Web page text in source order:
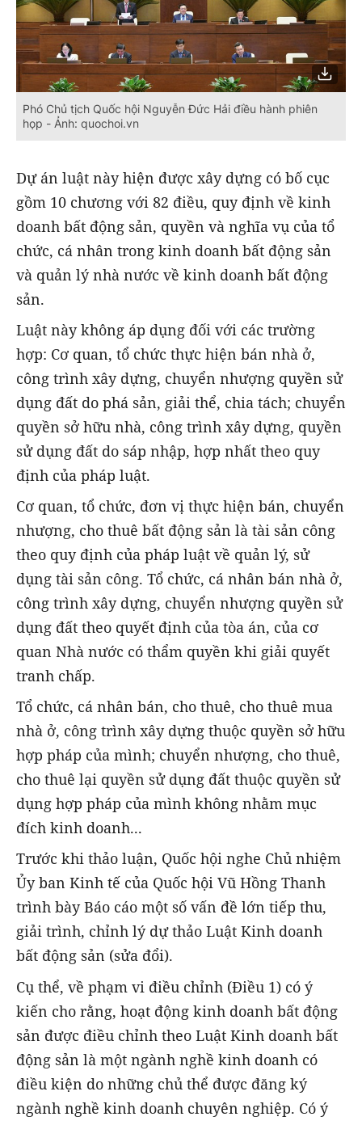
Phó Chủ tịch Quốc hội Nguyễn Đức Hải điều hành phiên
họp - Ảnh: quochoi.vn
Dự án luật này hiện được xây dựng có bố cục
gồm 10 chương với 82 điều, quy định về kinh
doanh bất động sản, quyền và nghĩa vụ của tổ
chức, cá nhân trong kinh doanh bất động sản
và quản lý nhà nước về kinh doanh bất động
sản.
Luật này không áp dụng đối với các trường
hợp: Cơ quan, tổ chức thực hiện bán nhà ở,
công trình xây dựng, chuyển nhượng quyền sử
dụng đất do phá sản, giải thể, chia tách; chuyển
quyền sở hữu nhà, công trình xây dựng, quyền
sử dụng đất do sáp nhập, hợp nhất theo quy
định của pháp luật.
Cơ quan, tổ chức, đơn vị thực hiện bán, chuyển
nhượng, cho thuê bất động sản là tài sản công
theo quy định của pháp luật về quản lý, sử
dụng tài sản công. Tổ chức, cá nhân bán nhà ở,
công trình xây dựng, chuyển nhượng quyền sử
dụng đất theo quyết định của tòa án, của cơ
quan Nhà nước có thẩm quyền khi giải quyết
tranh chấp.
Tổ chức, cá nhân bán, cho thuê, cho thuê mua
nhà ở, công trình xây dựng thuộc quyền sở hữu
hợp pháp của mình; chuyển nhượng, cho thuê,
cho thuê lại quyền sử dụng đất thuộc quyền sử
dụng hợp pháp của mình không nhằm mục
đích kinh doanh...
Trước khi thảo luận, Quốc hội nghe Chủ nhiệm
Ủy ban Kinh tế của Quốc hội Vũ Hồng Thanh
trình bày Báo cáo một số vấn đề lớn tiếp thu,
giải trình, chỉnh lý dự thảo Luật Kinh doanh
bất động sản (sửa đổi).
Cụ thể, về phạm vi điều chỉnh (Điều 1) có ý
kiến cho rằng, hoạt động kinh doanh bất động
sản được điều chỉnh theo Luật Kinh doanh bất
động sản là một ngành nghề kinh doanh có
điều kiện do những chủ thể được đăng ký
ngành nghề kinh doanh chuyên nghiệp. Có ý